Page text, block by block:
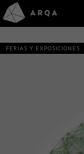
FERIAS Y EXPOSICIONES